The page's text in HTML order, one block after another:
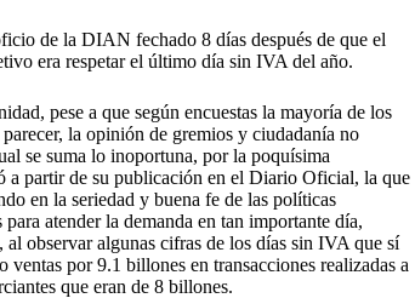
de la DIAN fechado 8 días después de que el
era respetar el último día sin IVA del año.
pese a que según encuestas la mayoría de los
la opinión de gremios y ciudadanía no
se suma lo inoportuna, por la poquísima
a partir de su publicación en el Diario Oficial, la que
en la seriedad y buena fe de las políticas
atender la demanda en tan importante día,
observar algunas cifras de los días sin IVA que sí
por 9.1 billones en transacciones realizadas a
que eran de 8 billones.